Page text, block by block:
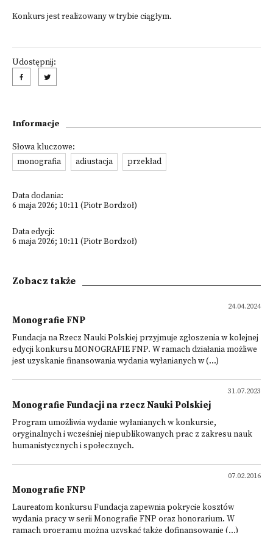
Konkurs jest realizowany w trybie ciągłym.
Udostępnij:
Informacje
Słowa kluczowe:
monografia
adiustacja przekład
Data dodania:
6 maja 2026; 10:11 (Piotr Bordzoł)
Data edycji:
6 maja 2026; 10:11 (Piotr Bordzoł)
Zobacz także
24.04.2024
Monografie FNP
Fundacja na Rzecz Nauki Polskiej przyjmuje zgłoszenia w kolejnej
edycji konkursu MONOGRAFIE FNP. W ramach działania możliwe
jest uzyskanie finansowania wydania wyłanianych w (...)
31.07.2023
Monografie Fundacji na rzecz Nauki Polskiej
Program umożliwia wydanie wyłanianych w konkursie,
oryginalnych i wcześniej niepublikowanych prac z zakresu nauk
humanistycznych i społecznych.
07.02.2016
Monografie FNP
Laureatom konkursu Fundacja zapewnia pokrycie kosztów
wydania pracy w serii Monografie FNP oraz honorarium. W
ramach programu można uzyskać także dofinansowanie (...)